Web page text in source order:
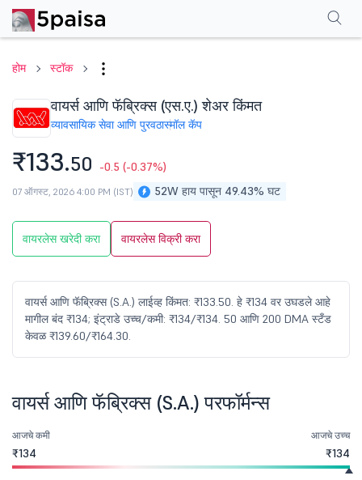
होम स्टॉक
वायर्स आणि फॅब्रिक्स (एस.ए.) शेअर किंमत
व्यावसायिक सेवा आणि पुरवठास्मॉल कॅप
₹133.50 -0.5 (-0.37%)
52W हाय पासून 49.43% घट
07 ऑगस्ट, 2026 4:00 PM (IST)
वायरलेस खरेदी करा वायरलेस विक्री करा
वायर्स आणि फॅब्रिक्स (S.A.) लाईव्ह किंमत: ₹133.50. हे ₹134 वर उघडले आहे
मागील बंद ₹134; इंट्राडे उच्च/कमी: ₹134/₹134. 50 आणि 200 DMA स्टँड
केवळ ₹139.60/₹164.30.
परफॉर्मन्सफायनान्शियल्स एफएक्यू
वायर्स आणि फॅब्रिक्स (S.A.) परफॉर्मन्स
आजचे कमी
₹134
आजचे उच्च
₹134